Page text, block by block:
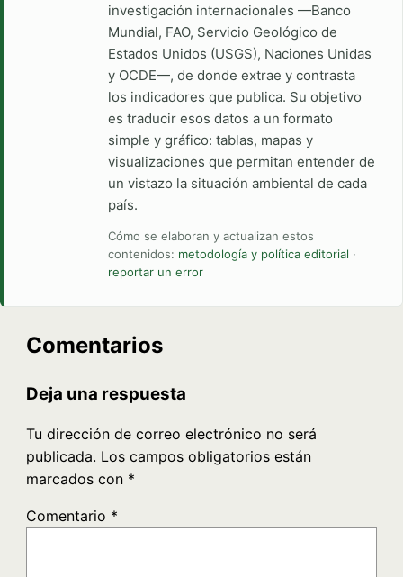
investigación internacionales —Banco
Mundial, FAO, Servicio Geológico de
Estados Unidos (USGS), Naciones Unidas
y OCDE—, de donde extrae y contrasta
los indicadores que publica. Su objetivo
es traducir esos datos a un formato
simple y gráfico: tablas, mapas y
visualizaciones que permitan entender de
un vistazo la situación ambiental de cada
país.
Cómo se elaboran y actualizan estos
contenidos: metodología y política editorial ·
reportar un error
Comentarios
Deja una respuesta
Tu dirección de correo electrónico no será
publicada. Los campos obligatorios están
marcados con *
Comentario *